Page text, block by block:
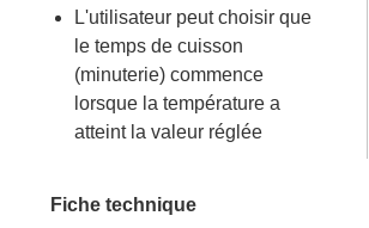
L'utilisateur peut choisir que
le temps de cuisson
(minuterie) commence
lorsque la température a
atteint la valeur réglée
Fiche technique